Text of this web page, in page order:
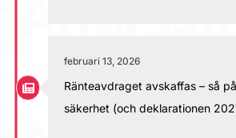
februari 13, 2026
Ränteavdraget avskaffas – så
säkerhet (och deklarationen